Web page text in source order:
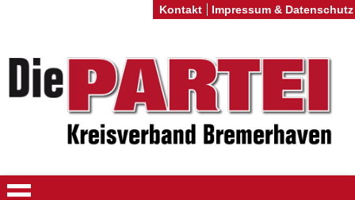
Kontakt Impressum & Datenschutz